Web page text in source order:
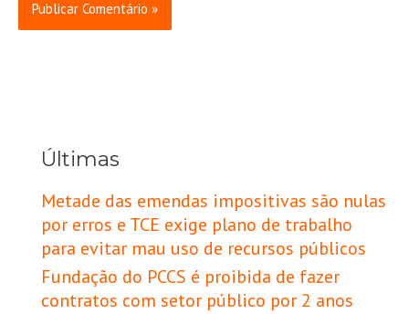
Últimas
Metade das emendas impositivas são nulas
por erros e TCE exige plano de trabalho
para evitar mau uso de recursos públicos
Fundação do PCCS é proibida de fazer
contratos com setor público por 2 anos